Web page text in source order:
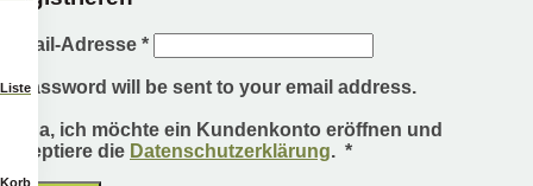
Liste
Korb
E-Mail-Adresse *
A password will be sent to your email address.
Ja, ich möchte ein Kundenkonto eröffnen und
akzeptiere die Datenschutzerklärung. *Erforderlich